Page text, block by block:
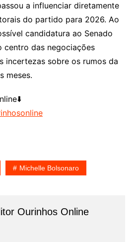
a influenciar diretamente
do partido para 2026. Ao
candidatura ao Senado
centro das negociações
incertezas sobre os rumos da
meses.
Michelle Bolsonaro
Ourinhos Online